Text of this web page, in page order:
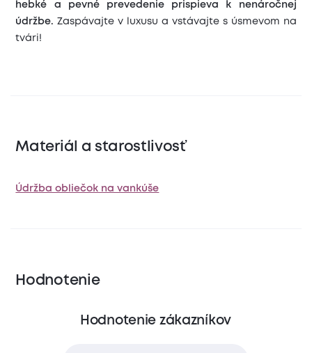
hebké a pevné prevedenie prispieva k nenáročnej
údržbe. Zaspávajte v luxusu a vstávajte s úsmevom na
tvári!
Materiál a starostlivosť
Údržba obliečok na vankúše
Hodnotenie
Hodnotenie zákazníkov